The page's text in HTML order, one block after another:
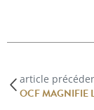
article